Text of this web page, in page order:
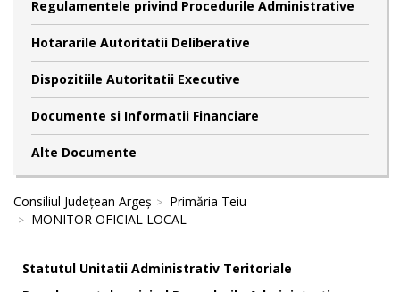
Regulamentele privind Procedurile Administrative
Hotararile Autoritatii Deliberative
Dispozitiile Autoritatii Executive
Documente si Informatii Financiare
Alte Documente
Consiliul Județean Argeș
Primăria Teiu
MONITOR OFICIAL LOCAL
Statutul Unitatii Administrativ Teritoriale